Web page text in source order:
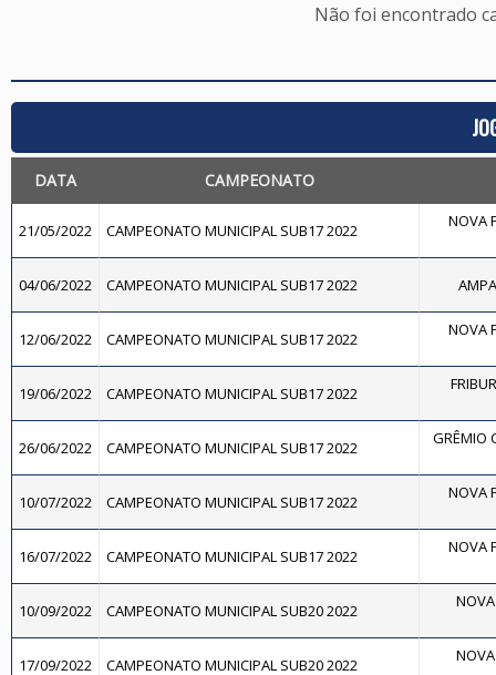
Não foi encontrado
DATA CAMPEONATO
21/05/2022 CAMPEONATO MUNICIPAL SUB17 2022 NOVA
04/06/2022 CAMPEONATO MUNICIPAL SUB17 2022
12/06/2022 CAMPEONATO MUNICIPAL SUB17 2022 NOVA
19/06/2022 CAMPEONATO MUNICIPAL SUB17 2022
26/06/2022 CAMPEONATO MUNICIPAL SUB17 2022 GRÊMIO
10/07/2022 CAMPEONATO MUNICIPAL SUB17 2022 NOVA
16/07/2022 CAMPEONATO MUNICIPAL SUB17 2022 NOVA
10/09/2022 CAMPEONATO MUNICIPAL SUB20 2022
17/09/2022 CAMPEONATO MUNICIPAL SUB20 2022